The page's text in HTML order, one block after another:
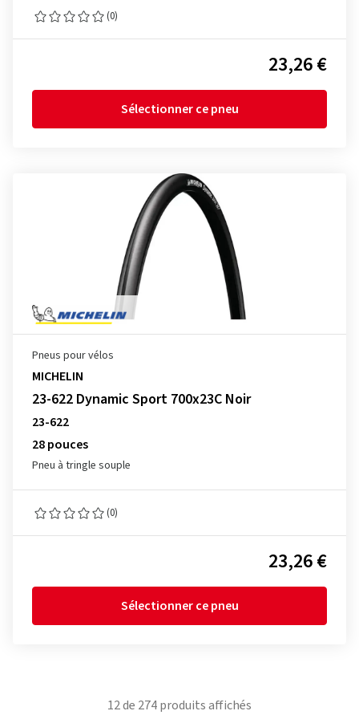
(0)
23,26 €
Sélectionner ce pneu
Pneus pour vélos
MICHELIN
23-622 Dynamic Sport 700x23C Noir
23-622
28 pouces
Pneu à tringle souple
(0)
23,26 €
Sélectionner ce pneu
12de 274produits affichés